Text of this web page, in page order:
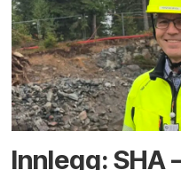
Innlegg: SHA